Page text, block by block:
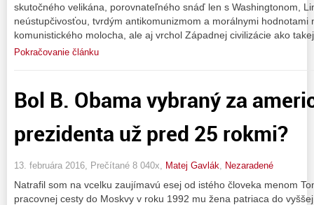
skutočného velikána, porovnateľného snáď len s Washingtonom,
neústupčivosťou, tvrdým antikomunizmom a morálnymi hodnotami
komunistického molocha, ale aj vrchol Západnej civilizácie ako
Pokračovanie článku
Bol B. Obama vybraný za
prezidenta už pred 25 rokmi?
13. februára 2016, Prečítané 8 040x, Matej Gavlák Nezaradené
Natrafil som na vcelku zaujímavú esej od istého človeka menom
pracovnej cesty do Moskvy v roku 1992 mu žena patriaca do